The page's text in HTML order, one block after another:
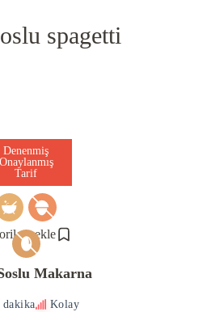
spagetti
ekle
Denenmiş
Onaylanmış
Tarif
Makarna
dakika Kolay